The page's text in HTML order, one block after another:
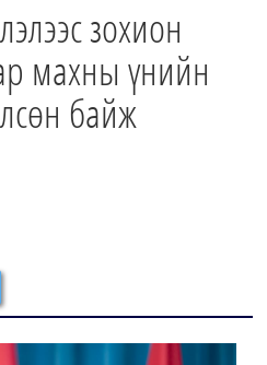
зохион
махны үнийн
байж